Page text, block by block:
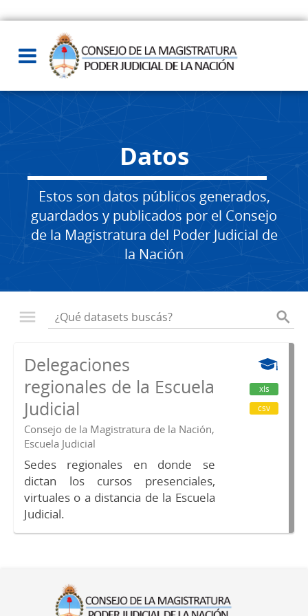
Datos
Estos son datos públicos generados,
guardados y publicados por el Consejo
de la Magistratura del Poder Judicial de
la Nación
Delegaciones
regionales de la Escuela
Judicial
Consejo de la Magistratura de la Nación,
Escuela Judicial
Sedes regionales en donde se
dictan los cursos presenciales,
virtuales o a distancia de la Escuela
Judicial.
xls
csv